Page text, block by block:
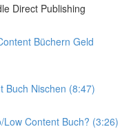
Direct Publishing
Büchern Geld
Buch Nischen (8:47)
Content Buch? (3:26)